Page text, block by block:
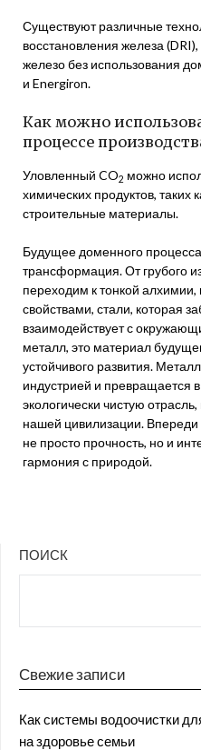
Существуют различные
восстановления железа
железо без использования
и Energiron.
Как можно
процессе
Уловленный CO2 можно
химических продуктов, таких
строительные материалы.
Будущее доменного
трансформация. От грубого
переходим к тонкой
свойствами, стали, которая
взаимодействует с
металл, это материал
устойчивого развития.
индустрией и превращается
экологически чистую
нашей цивилизации. Впереди
не просто прочность, но и
гармония с природой.
ПОИСК
Свежие записи
Как системы водоочистки
на здоровье семьи